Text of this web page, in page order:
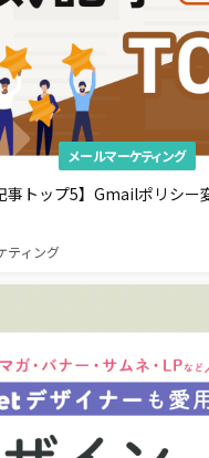
メールマーケティング
事トップ5】Gmailポリシー
ティング